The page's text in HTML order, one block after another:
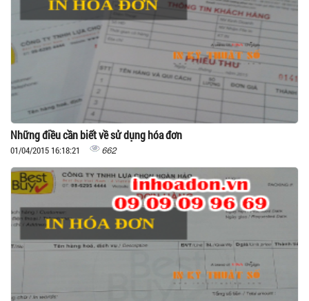
Những điều cần biết về sử dụng hóa đơn
01/04/2015 16:18:21 662